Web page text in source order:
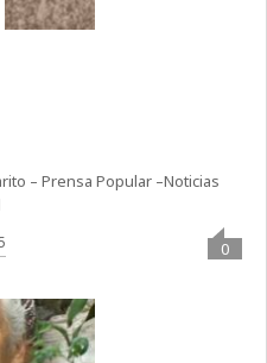
– Prensa Popular –Noticias
0